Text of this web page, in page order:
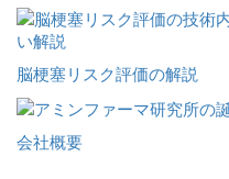
脳梗塞リスク評価の解説
会社概要